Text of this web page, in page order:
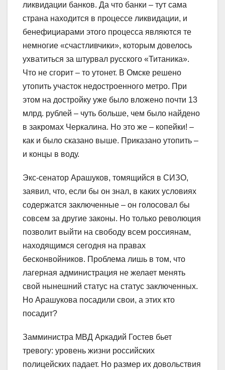
ликвидации банков. Да что банки – тут сама
страна находится в процессе ликвидации, и
бенефициарами этого процесса являются те
немногие «счастливчики», которым довелось
ухватиться за штурвал русского «Титаника».
Что не сгорит – то утонет. В Омске решено
утопить участок недостроенного метро. При
этом на достройку уже было вложено почти 13
млрд. рублей – чуть больше, чем было найдено
в закромах Черкалина. Но это же – копейки! –
как и было сказано выше. Приказано утопить –
и концы в воду.
Экс-сенатор Арашуков, томящийся в СИЗО,
заявил, что, если бы он знал, в каких условиях
содержатся заключенные – он голосовал бы
совсем за другие законы. Но только революция
позволит выйти на свободу всем россиянам,
находящимся сегодня на правах
бесконвойников. Проблема лишь в том, что
лагерная администрация не желает менять
свой нынешний статус на статус заключенных.
Но Арашукова посадили свои, а этих кто
посадит?
Замминистра МВД Аркадий Гостев бьет
тревогу: уровень жизни российских
полицейских падает. Но размер их довольствия